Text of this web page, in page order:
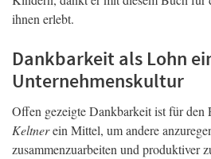
ihnen erlebt.
Dankbarkeit als Lohn
Unternehmenskultur
Offen gezeigte Dankbarkeit ist für den
Keltnerein Mittel, um andere
zusammenzuarbeiten und produktiver